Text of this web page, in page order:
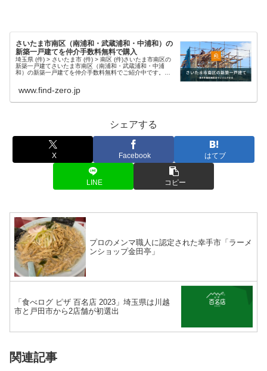
さいたま市南区（南浦和・武蔵浦和・中浦和）の
新築一戸建てを仲介手数料無料で購入
埼玉県 (件) > さいたま市 (件) > 南区 (件)さいたま市南区の
新築一戸建てさいたま市南区（南浦和・武蔵浦和・中浦
和）の新築一戸建てを仲介手数料無料でご紹介中です。豊
トします。現在...
www.find-zero.jp
シェアする
X Facebook はてブ
LINE コピー
プロのメンマ職人に認定された幸手市「ラーメ
ンショップ金田亭」
「食べログ ピザ 百名店 2023」埼玉県は川越
市と戸田市から2店舗が初選出
関連記事